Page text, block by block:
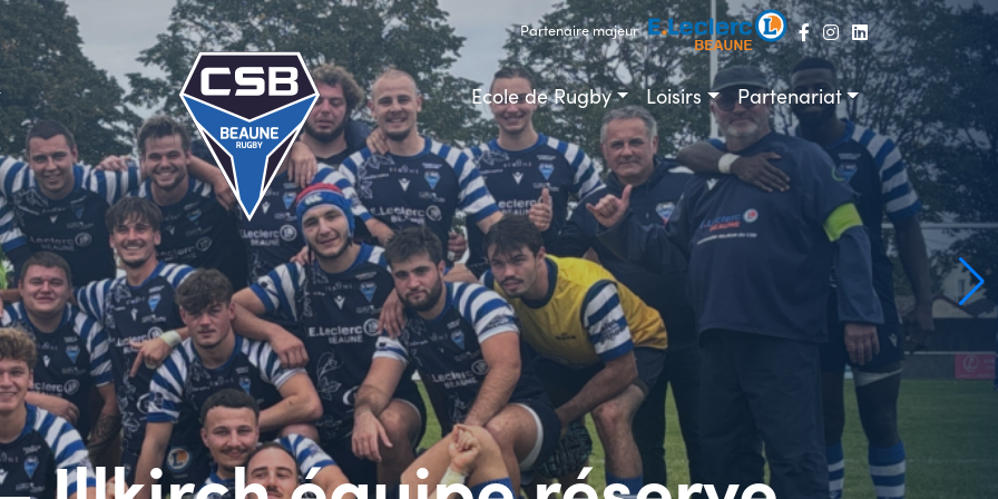
Partenaire majeur
Ecole de Rugby Loisirs Partenariat